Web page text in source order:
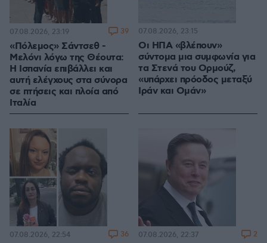
«Πόλεμος» Σάντσεθ -
Μελόνι λόγω της Θέουτα:
Η Ισπανία επιβάλλει και
αυτή ελέγχους στα σύνορα
σε πτήσεις και πλοία από
Ιταλία
07.08.2026, 23:19 39
Οι ΗΠΑ «βλέπουν»
σύντομα μια συμφωνία για
τα Στενά του Ορμούζ,
«υπάρχει πρόοδος μεταξύ
Ιράν και Ομάν»
07.08.2026, 23:15
07.08.2026, 22:54 36 07.08.2026, 22:37 2